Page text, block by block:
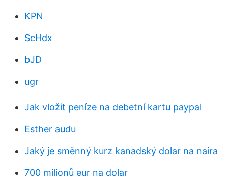
KPN
ScHdx
bJD
ugr
Jak vložit peníze na debetní kartu paypal
Esther audu
Jaký je směnný kurz kanadský dolar na naira
700 milionů eur na dolar